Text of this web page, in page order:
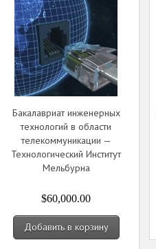
Бакалавриат инженерных
технологий в области
телекоммуникации —
Технологический Институт
Мельбурна
$60,000.00
Добавить в корзину